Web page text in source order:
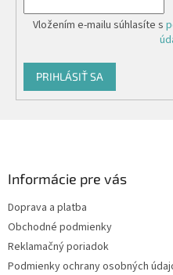
Vložením e-mailu súhlasíte s
PRIHLÁSIŤ SA
Informácie pre vás
Doprava a platba
Obchodné podmienky
Reklamačný poriadok
Podmienky ochrany osobných